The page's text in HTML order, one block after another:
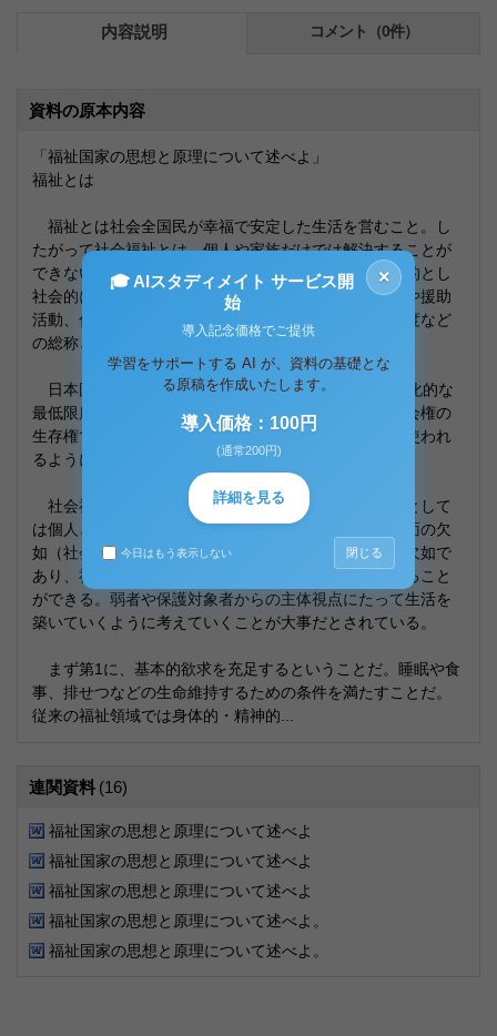
内容説明 コメント（0件）
資料の原本内容
「福祉国家の思想と原理について述べよ」
福祉とは
福祉とは社会全国民が幸福で安定した生活を営むこと。し
たがって社会福祉とは、個人や家族だけでは解決することが
できない生活上の問題や課題を解決していくことを目的とし
社会的におこなう取り組みや住民自身による相互扶養や援助
活動、住民の生活を支えることを目的とした政策・制度など
の総称とも考えられる。
日本国憲法第25条には、すべての国民は健康的で文化的な
最低限度の生活を営む権利を有するとある。これは社会権の
生存権であり、この考え方から社会福祉という言葉が使われ
るようになった。
社会福祉の対象は個人ということになるが、考え方として
は個人と社会制度の間に取り結ぶ社会関係の主体的側面の欠
如（社会関係の不調和・社会関係の欠如・社会関係の欠如で
あり、社会福祉はこれらを調整する機能体系ととらえること
ができる。弱者や保護対象者からの主体視点にたって生活を
築いていくように考えていくことが大事だとされている。
まず第1に、基本的欲求を充足するということだ。睡眠や食
事、排せつなどの生命維持するための条件を満たすことだ。
従来の福祉領域では身体的・精神的...
連関資料 (16)
福祉国家の思想と原理について述べよ
福祉国家の思想と原理について述べよ
福祉国家の思想と原理について述べよ
福祉国家の思想と原理について述べよ。
福祉国家の思想と原理について述べよ。
×
🎓 AIスタディメイト サービス開
始
導入記念価格でご提供
学習をサポートする AI が、資料の基礎とな
る原稿を作成いたします。
導入価格：100円
(通常200円)
詳細を見る
今日はもう表示しない 閉じる